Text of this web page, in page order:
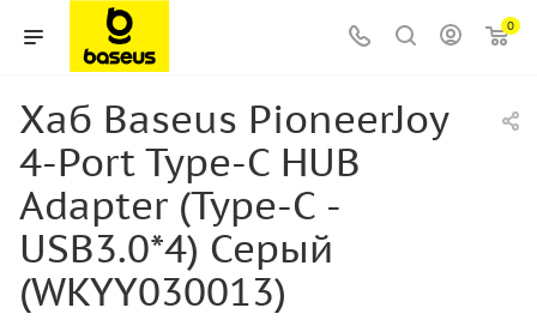
0
Хаб Baseus PioneerJoy
4-Port Type-C HUB
Adapter (Type-C -
USB3.0*4) Серый
(WKYY030013)